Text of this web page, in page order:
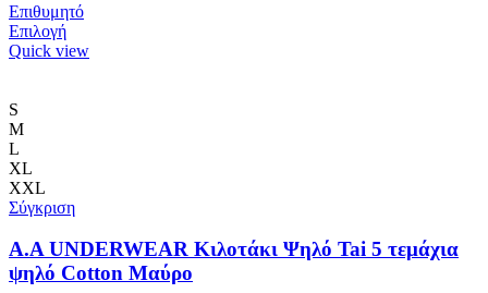
Επιθυμητό
ΕπιλογήΑυτό
το
να
στη
σελίδα
του
Quick view
S
M
L
XL
XXL
Σύγκριση
A.A UNDERWEAR Κιλοτάκι Ψηλό Tai 5 τεμάχια
ψηλό Cotton Μαύρο